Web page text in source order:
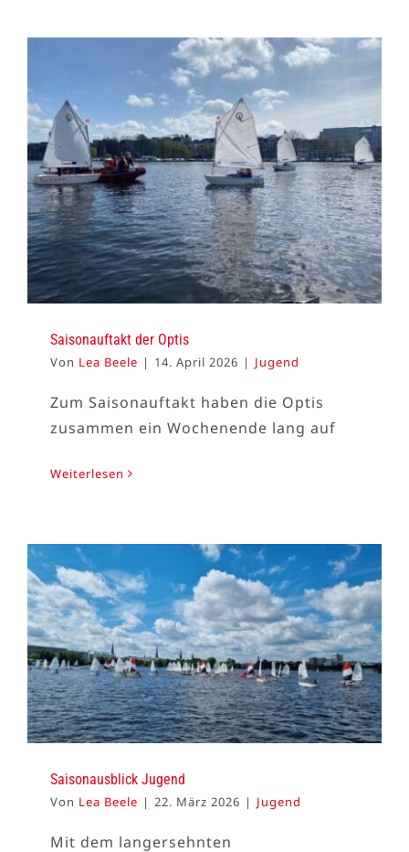
Saisonauftakt der Optis
Von Lea Beele | 14. April 2026 | Jugend
Zum Saisonauftakt haben die Optis
zusammen ein Wochenende lang auf
Weiterlesen
Saisonausblick Jugend
Von Lea Beele | 22. März 2026 | Jugend
Mit dem langersehnten